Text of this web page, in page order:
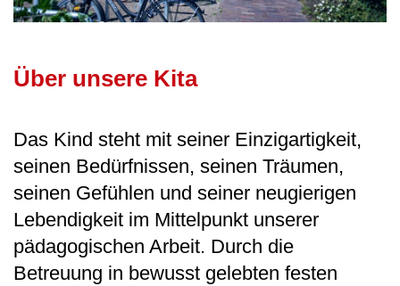
Über unsere Kita
Das Kind steht mit seiner Einzigartigkeit,
seinen Bedürfnissen, seinen Träumen,
seinen Gefühlen und seiner neugierigen
Lebendigkeit im Mittelpunkt unserer
pädagogischen Arbeit. Durch die
Betreuung in bewusst gelebten festen